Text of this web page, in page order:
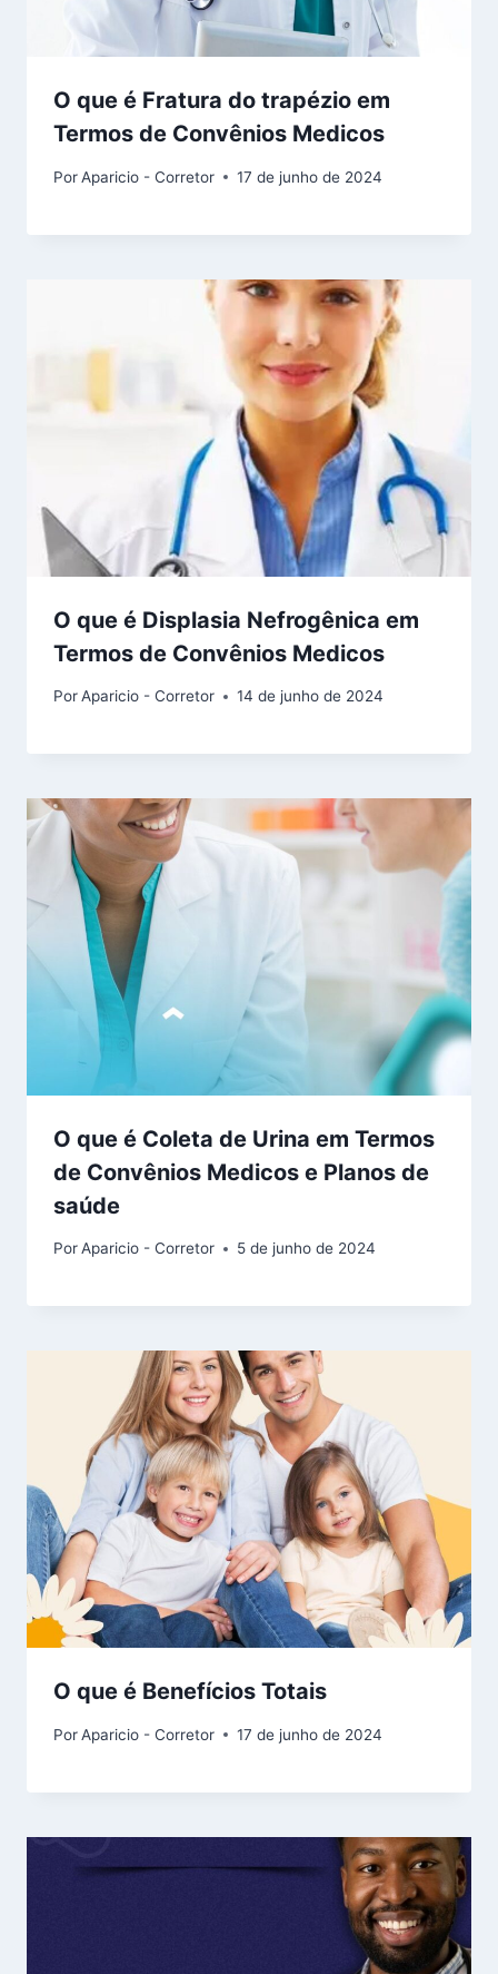
O que é Fratura do trapézio em
Termos de Convênios Medicos
PorAparicio - Corretor 17 de junho de 2024
O que é Displasia Nefrogênica em
Termos de Convênios Medicos
PorAparicio - Corretor 14 de junho de 2024
O que é Coleta de Urina em Termos
de Convênios Medicos e Planos de
saúde
PorAparicio - Corretor 5 de junho de 2024
O que é Benefícios Totais
PorAparicio - Corretor 17 de junho de 2024